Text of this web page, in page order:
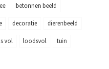
betonnen beeld
decoratie dierenbeeld
vol loodsvol tuin